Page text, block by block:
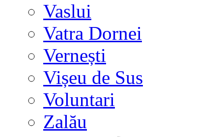
Vaslui
Vatra Dornei
Vernești
Vișeu de Sus
Voluntari
Zalău